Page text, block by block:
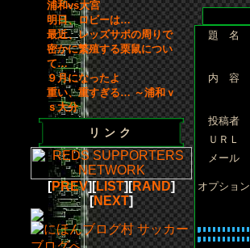
浦和vs大宮
明日、ロビーは…
最近、レッズサポの周りで
密かに繁殖する栗鼠につい
て…
９月になったよ
重い、重すぎる… ～浦和ｖ
ｓ大分
リンク
[PREV][LIST][RAND]
[NEXT]
題 名
内 容
投稿者
ＵＲＬ
メール
オプション